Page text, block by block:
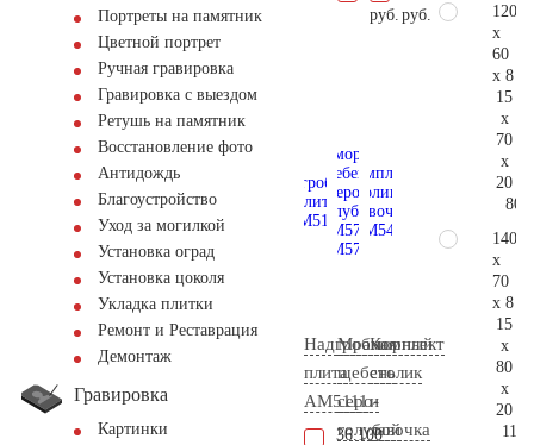
Портреты на памятник
Цветной портрет
Ручная гравировка
Гравировка с выездом
Ретушь на памятник
Восстановление фото
Антидождь
Благоустройство
Уход за могилкой
Установка оград
Установка цоколя
Укладка плитки
Ремонт и Реставрация
Демонтаж
Гравировка
Картинки
руб. руб.
Надгробная
плита
AM5111
36.100
Мраморный
щебень
серо-
голубой
Комплект
столик
и
лавочка
120
x
60
x 8
15
x
70
x
20
140
x
70
x 8
15
x
80
x
20